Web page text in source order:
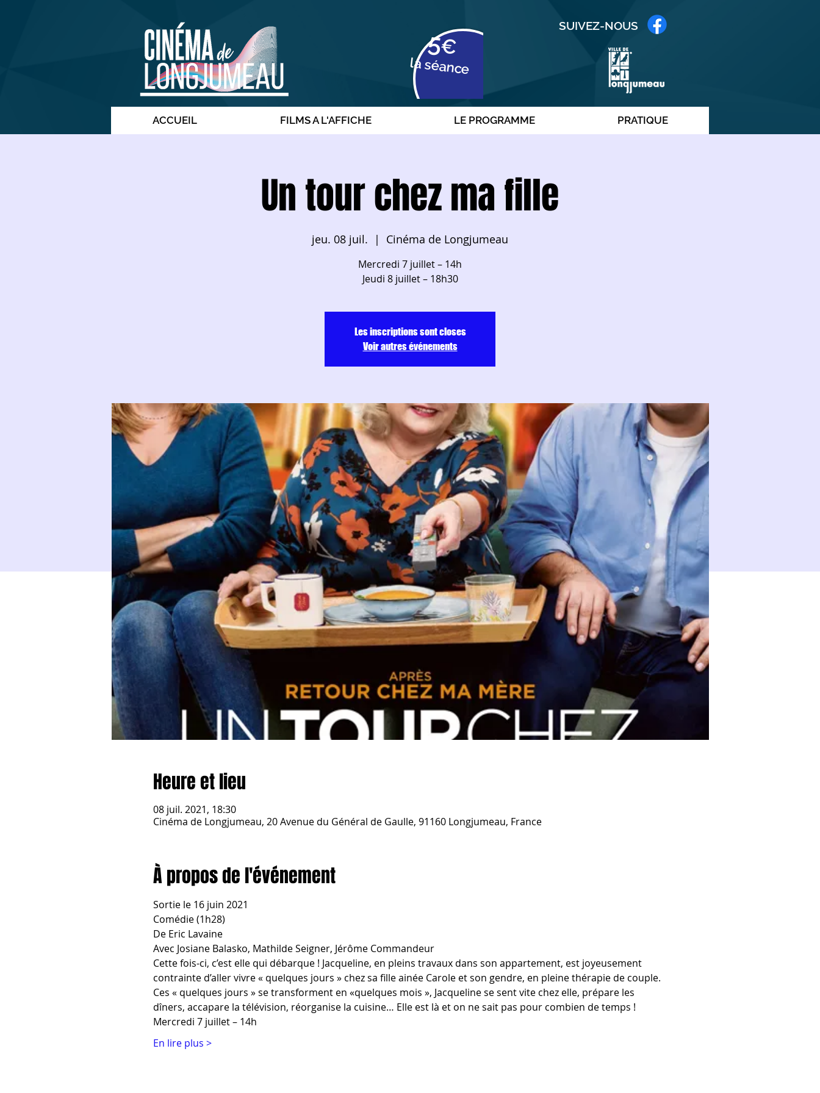
5€
la séance
SUIVEZ-NOUS
ACCUEIL FILMS A L'AFFICHE LE PROGRAMME PRATIQUE
Un tour chez ma fille
jeu. 08 juil.
  |
Cinéma de Longjumeau
Mercredi 7 juillet – 14h
Jeudi 8 juillet – 18h30
Les inscriptions sont closes
Voir autres événements
Heure et lieu
08 juil. 2021, 18:30
Cinéma de Longjumeau, 20 Avenue du Général de Gaulle, 91160 Longjumeau, France
À propos de l'événement
Sortie le 16 juin 2021
Comédie (1h28)
De Eric Lavaine
Avec Josiane Balasko, Mathilde Seigner, Jérôme Commandeur
Cette fois-ci, c’est elle qui débarque ! Jacqueline, en pleins travaux dans son appartement, est joyeusement
contrainte d’aller vivre « quelques jours » chez sa fille ainée Carole et son gendre, en pleine thérapie de couple.
Ces « quelques jours » se transforment en «quelques mois », Jacqueline se sent vite chez elle, prépare les
dîners, accapare la télévision, réorganise la cuisine… Elle est là et on ne sait pas pour combien de temps !
Mercredi 7 juillet – 14h
En lire plus >